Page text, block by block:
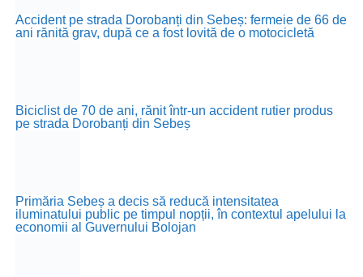
Accident pe strada Dorobanți din Sebeș: fermeie de 66 de
ani rănită grav, după ce a fost lovită de o motocicletă
Biciclist de 70 de ani, rănit într-un accident rutier produs
pe strada Dorobanți din Sebeș
Primăria Sebeș a decis să reducă intensitatea
iluminatului public pe timpul nopții, în contextul apelului la
economii al Guvernului Bolojan